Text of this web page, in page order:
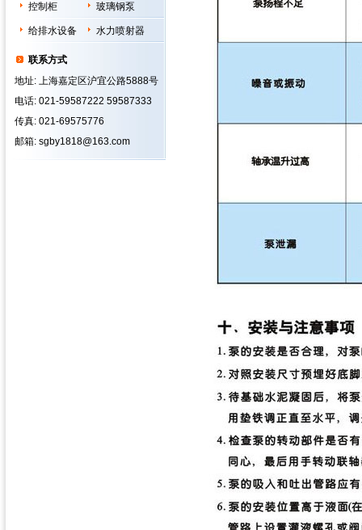
控制柜 玻璃钢泵
给排水设备 水力喷射器
联系方式
地址: 上海嘉定区沪宜公路5888号
电话: 021-59587222 59587333
传真: 021-69575776
邮箱: sgby1818@163.com